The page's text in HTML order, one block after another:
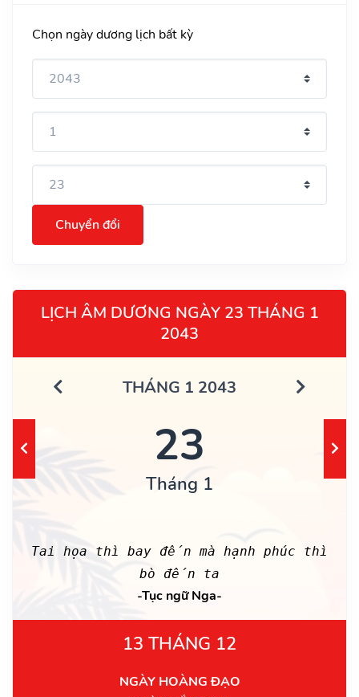
Chọn ngày dương lịch bất kỳ
Chuyển đổi
LỊCH ÂM DƯƠNG NGÀY 23 THÁNG 1
2043
THÁNG 1 2043
23
Tháng 1
Tai họa thì bay đến mà hạnh phúc thì
bò đến ta
-Tục ngữ Nga-
13 THÁNG 12
NGÀY HOÀNG ĐẠO